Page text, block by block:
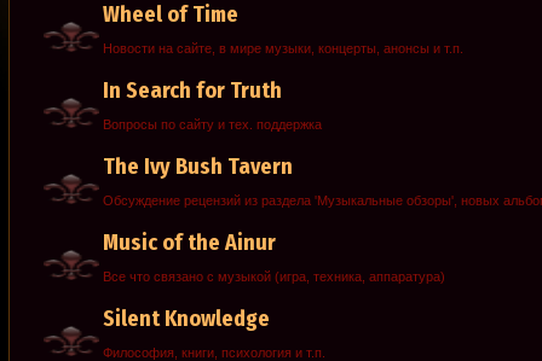
Wheel of Time
Новости на сайте, в мире музыки, концерты, анонсы и т.п.
In Search for Truth
Вопросы по сайту и тех. поддержка
The Ivy Bush Tavern
Обсуждение рецензий из раздела 'Музыкальные обзоры', новых
Music of the Ainur
Все что связано с музыкой (игра, техника, аппаратура)
Silent Knowledge
Философия, книги, психология и т.п.